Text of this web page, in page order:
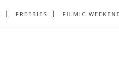
FREEBIES FILMIC